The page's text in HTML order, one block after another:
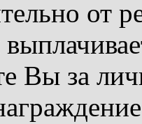
от
Вы за